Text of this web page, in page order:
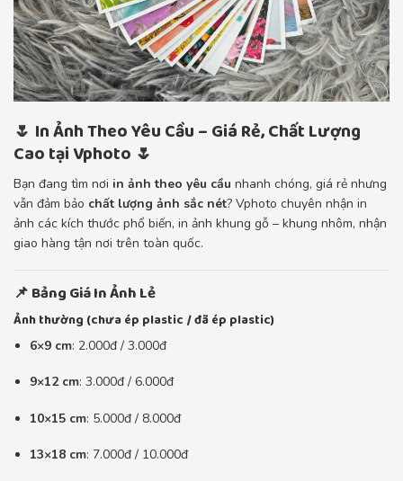
🌷 In Ảnh Theo Yêu Cầu – Giá Rẻ, Chất Lượng
Cao tại Vphoto 🌷
Bạn đang tìm nơi in ảnh theo yêu cầu nhanh chóng, giá rẻ nhưng
vẫn đảm bảo chất lượng ảnh sắc nét? Vphoto chuyên nhận in
ảnh các kích thước phổ biến, in ảnh khung gỗ – khung nhôm, nhận
giao hàng tận nơi trên toàn quốc.
📌 Bảng Giá In Ảnh Lẻ
Ảnh thường (chưa ép plastic / đã ép plastic)
6×9 cm: 2.000đ / 3.000đ
9×12 cm: 3.000đ / 6.000đ
10×15 cm: 5.000đ / 8.000đ
13×18 cm: 7.000đ / 10.000đ